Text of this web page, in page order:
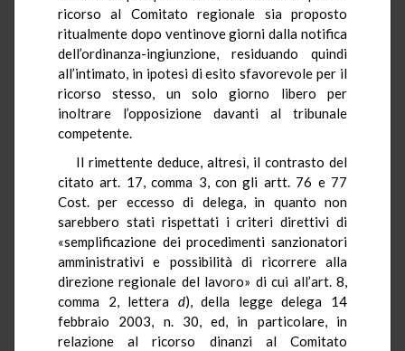
ricorso al Comitato regionale sia proposto
ritualmente dopo ventinove giorni dalla notifica
dell’ordinanza-ingiunzione, residuando quindi
all’intimato, in ipotesi di esito sfavorevole per il
ricorso stesso, un solo giorno libero per
inoltrare l’opposizione davanti al tribunale
competente.
Il rimettente deduce, altresì, il contrasto del
citato art. 17, comma 3, con gli artt. 76 e 77
Cost. per eccesso di delega, in quanto non
sarebbero stati rispettati i criteri direttivi di
«semplificazione dei procedimenti sanzionatori
amministrativi e possibilità di ricorrere alla
direzione regionale del lavoro» di cui all’art. 8,
comma 2, lettera d), della legge delega 14
febbraio 2003, n. 30, ed, in particolare, in
relazione al ricorso dinanzi al Comitato